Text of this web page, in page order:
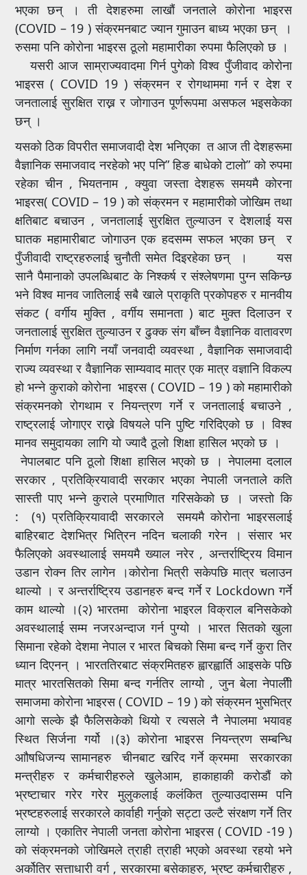
भएका छन् । ती देशहरुमा लाखौं जनताले कोरोना भाइरस
(COVID – 19 ) संक्रमनबाट ज्यान गुमाउन बाध्य भएका छन् ।
रुसमा पनि कोरोना भाइरस ठूलो महामारीका रुपमा फैलिएको छ ।
यसरी आज साम्राज्यवादमा गिर्न पुगेको विश्व पुँजीवाद कोरोना
भाइरस ( COVID 19 ) संक्रमन र रोगथाममा गर्न र देश र
जनतालाई सुरक्षित राख्न र जोगाउन पूर्णरूपमा असफल भइसकेका
छन् ।
यसको ठिक विपरीत समाजवादी देश भनिएका त आज ती देशहरूमा
वैज्ञानिक समाजवाद नरहेको भए पनि” हिङ बाधेको टालो” क‍ो रुपमा
रहेका चीन , भियतनाम , क्युवा जस्ता देशहरू समयमै कोर‍ना
भाइरस( COVID – 19 ) को संक्रमन र महामारीको जोखिम तथा
क्षतिबाट बचाउन , जनतालाई सुरक्षित तुल्याउन र देशलाई यस
घातक महामारीबाट जोगाउन एक हदसम्म सफल भएका छन् र
पुँजीवादी राष्ट्रहरुलाई चुनौती समेत दिइरहेका छन् । यस
सानै पैमानाको उपलब्धिबाट के निश्कर्ष र संश्लेषणमा पुग्न सकिन्छ
भने विश्व मानव जातिलाई सबै खाले प्राकृति प्रकोपहरु र मानवीय
संकट ( वर्गीय मुक्ति , वर्गीय समानता ) बाट मुक्त दिलाउन र
जनतालाई सुरक्षित तुल्याउन र ढुक्क संग बाँच्न वैज्ञानिक वातावरण
निर्माण गर्नका लागि नयाँ जनवादी व्यवस्था , वैज्ञानिक समाजवादी
राज्य व्यवस्था र वैज्ञानिक साम्यवाद मात्र एक मात्र वज्ञानि विकल्प
हो भन्ने कुराको कोरोना भाइरस ( COVID – 19 ) को महामारीको
संक्रमनको रोगथाम र नियन्त्रण गर्ने र जनतालाई बचाउने ,
राष्ट्रलाई जोगाएर राख्ने विषयले पनि पुष्टि गरिदिएको छ । विश्व
मानव समुदायका लागि यो ज्यादै ठूलो शिक्षा हासिल भएको छ ।
नेपालबाट पनि ठूलो शिक्षा हासिल भएको छ । नेपालमा दलाल
सरकार , प्रतिक्रियावादी सरकार भएका नेपाली जनताले कति
सास्ती पाए भन्ने कुराले प्रमाणिात गरिसकेको छ । जस्तो कि
: (१) प्रतिक्रियावादी सरकारले समयमै कोरोना भाइरसलाई
बाहिरबाट देशभित्र भित्रिन नदिन चलाकी गरेन । संसार भर
फैलिएको अवस्थालाई समयमै ख्याल नरेर , अन्तर्राष्ट्रिय विमान
उडान रोक्न तिर लागेन ।कोरोना भित्री सकेपछि मात्र चलाउन
थाल्यो । र अन्तर्राष्ट्रिय उडानहरु बन्द गर्ने र Lockdown गर्ने
काम थाल्यो ।(२) भारतमा कोरोना भाइरल विक्राल बनिसकेको
अवस्थालाई सम्म नजरअन्दाज गर्न पुग्यो । भारत सितको खुला
सिमाना रहेको देशमा नेपाल र भारत बिचको सिमा बन्द गर्ने कुरा तिर
ध्यान दिएनन् । भारततिरबाट संक्रमितहरु ह्वारह्वार्ति आइसके पछि
मात्र भारतसितको सिमा बन्द गर्नतिर लाग्यो , जुन बेला नेपालीी
समाजमा कोरोना भाइरस ( COVID – 19 ) को संक्रमन भुसभित्र
आगो सल्के झै फैलिसकेको थियो र त्यसले नै नेपालमा भयावह
स्थित सिर्जना गर्यो ।(३) कोरोना भाइरस नियन्त्रण सम्बन्धि
आौषधिजन्य सामानहरु चीनबाट खरिद गर्ने क्रममा सरकारका
मन्त्रीहरु र कर्मचारीहरुले खुलेआम, हाकाहाकी करोडौं को
भ्रष्टाचार गरेर गरेर मुलुकलाई कलंकित तुल्याउदासम्म पनि
भ्रष्टहरुलाई सरकारले कार्वाही गर्नुको सट्टा उल्टै संरक्षण गर्ने तिर
लाग्यो । एकातिर नेपाली जनता कोरोना भाइरस ( COVID -19 )
को संक्रमनको जोखिमले त्राही त्राही भएको अवस्था रहयो भने
अर्कोतिर सत्ताधारी वर्ग , सरकारमा बसेकाहरु, भ्रष्ट कर्मचारीहरु ,